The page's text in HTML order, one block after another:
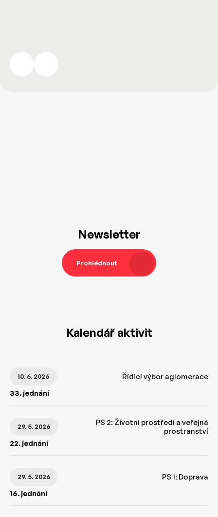
Newsletter
Prohlédnout
Kalendář aktivit
10. 6. 2026
33. jednání
Řídicí výbor aglomerace
29. 5. 2026
22. jednání
PS 2: Životní prostředí a veřejná
prostranství
29. 5. 2026
16. jednání
PS 1: Doprava